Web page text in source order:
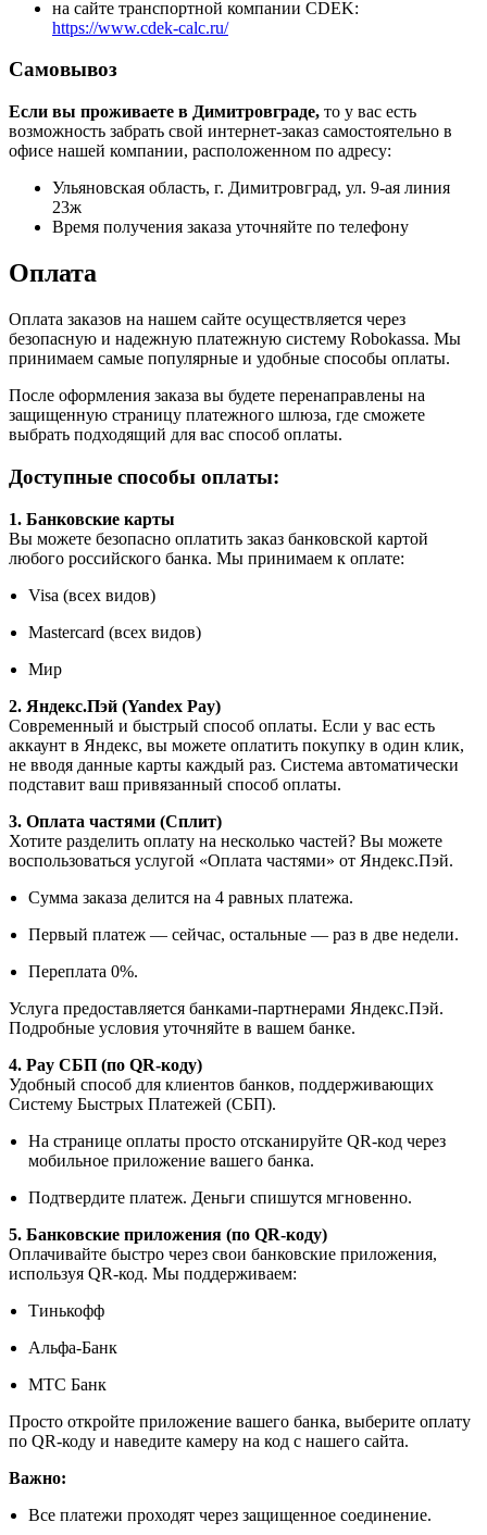
на сайте транспортной компании CDEK:
https://www.cdek-calc.ru/
Самовывоз
Если вы проживаете в Димитровграде, то у вас есть
возможность забрать свой интернет-заказ самостоятельно в
офисе нашей компании, расположенном по адресу:
Ульяновская область, г. Димитровград, ул. 9-ая линия
23ж
Время получения заказа уточняйте по телефону
Оплата
Оплата заказов на нашем сайте осуществляется через
безопасную и надежную платежную систему Robokassa. Мы
принимаем самые популярные и удобные способы оплаты.
После оформления заказа вы будете перенаправлены на
защищенную страницу платежного шлюза, где сможете
выбрать подходящий для вас способ оплаты.
Доступные способы оплаты:
1. Банковские карты
Вы можете безопасно оплатить заказ банковской картой
любого российского банка. Мы принимаем к оплате:
Visa (всех видов)
Mastercard (всех видов)
Мир
2. Яндекс.Пэй (Yandex Pay)
Современный и быстрый способ оплаты. Если у вас есть
аккаунт в Яндекс, вы можете оплатить покупку в один клик,
не вводя данные карты каждый раз. Система автоматически
подставит ваш привязанный способ оплаты.
3. Оплата частями (Сплит)
Хотите разделить оплату на несколько частей? Вы можете
воспользоваться услугой «Оплата частями» от Яндекс.Пэй.
Сумма заказа делится на 4 равных платежа.
Первый платеж — сейчас, остальные — раз в две недели.
Переплата 0%.
Услуга предоставляется банками-партнерами Яндекс.Пэй.
Подробные условия уточняйте в вашем банке.
4. Pay СБП (по QR-коду)
Удобный способ для клиентов банков, поддерживающих
Систему Быстрых Платежей (СБП).
На странице оплаты просто отсканируйте QR-код через
мобильное приложение вашего банка.
Подтвердите платеж. Деньги спишутся мгновенно.
5. Банковские приложения (по QR-коду)
Оплачивайте быстро через свои банковские приложения,
используя QR-код. Мы поддерживаем:
Тинькофф
Альфа-Банк
МТС Банк
Просто откройте приложение вашего банка, выберите оплату
по QR-коду и наведите камеру на код с нашего сайта.
Важно:
Все платежи проходят через защищенное соединение.